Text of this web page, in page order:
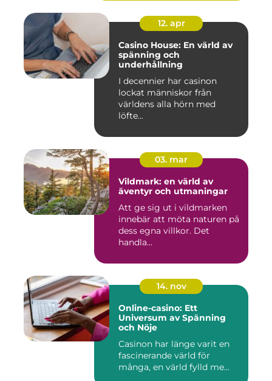
12. apr
Casino House: En värld av
spänning och
underhållning
I decennier har casinon
lockat människor från
världens alla hörn med
löfte...
03. mar
Vildmark: en värld av
äventyr och utmaningar
Att ge sig ut i vildmarken
innebär att möta naturen på
dess egna villkor. Det
handla...
14. nov
Online-casino: Ett
Universum av Spänning
och Nöje
Casinon har länge varit en
fascinerande värld för
många, en värld fylld me...